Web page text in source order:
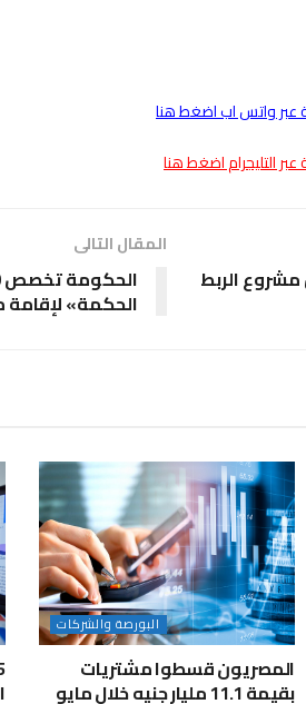
عبر واتس اب اضغط هنا
عبر التليجرام اضغط هنا
تنفذان 68% من مشروع الربط
المقال التالى
الحكمة»
البورصة والشركات
المصريون قسطوا مشتريات
بقيمة 11.1 مليار جنيه خلال مايو